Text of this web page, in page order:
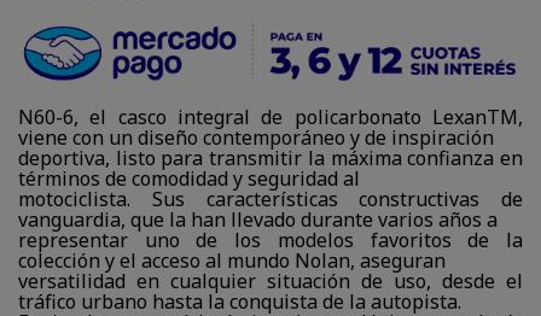
N60-6, el casco integral de policarbonato LexanTM,
viene con un diseño contemporáneo y de inspiración
deportiva, listo para transmitir la máxima confianza en
términos de comodidad y seguridad al
motociclista. Sus características constructivas de
vanguardia, que la han llevado durante varios años a
representar uno de los modelos favoritos de la
colección y el acceso al mundo Nolan, aseguran
versatilidad en cualquier situación de uso, desde el
tráfico urbano hasta la conquista de la autopista.